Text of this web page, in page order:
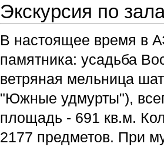
Экскурсия по
В настоящее время в
памятника: усадьба
ветряная мельница
"Южные удмурты"),
площадь - 691 кв.м.
2177 предметов. При